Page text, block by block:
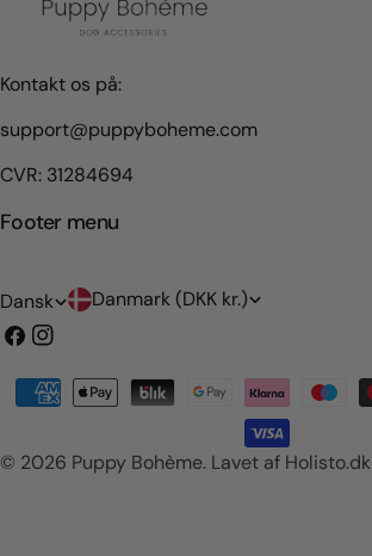
Kontakt os på:
support@puppyboheme.com
CVR: 31284694
Footer menu
S
p
g
Dansk L
n
d
/
Danmark (DKK kr.)
Facebook
Instagram
© 2026 Puppy Bohème. Lavet af Holisto.dk
Betalingsmetoder